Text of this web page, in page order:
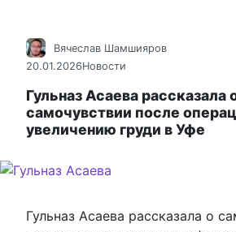
Вячеслав Шамшияров
20.01.2026Новости
Гульназ Асаева рассказала
самочувствии после
увеличению груди в Уфе
Гульназ Асаева рассказала о